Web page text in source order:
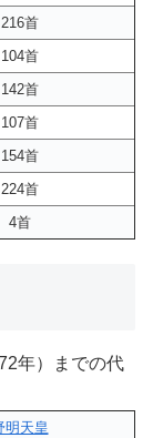
216首
104首
142首
107首
154首
224首
4首
年）までの代
明天皇